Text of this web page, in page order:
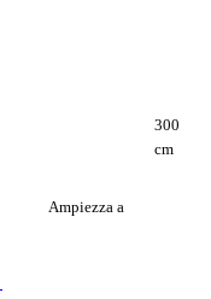
Ampiezza a
300
cm